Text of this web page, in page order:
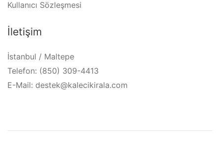
Kullanıcı Sözleşmesi
İletişim
İstanbul / Maltepe
Telefon: (850) 309-4413
E-Mail: destek@kalecikirala.com